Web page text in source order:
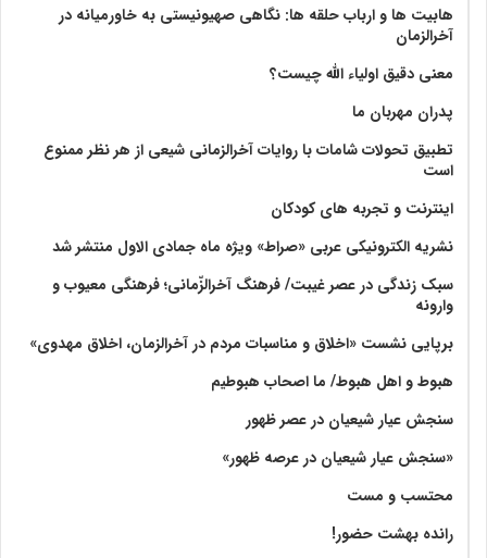
هابیت ها و ارباب حلقه ها: نگاهی صهیونیستی به خاورمیانه در
آخرالزمان
معنی دقیق اولیاء الله چیست؟
پدران مهربان ما
تطبیق تحولات شامات با روایات آخرالزمانی شیعی از هر نظر ممنوع
است
اینترنت و تجربه های کودکان
نشریه الکترونیکی عربی «صراط» ویژه ماه جمادی الاول منتشر شد
سبک زندگی در عصر غیبت/ فرهنگ آخرالزّمانی؛ فرهنگی معیوب و
وارونه
برپایی نشست «اخلاق و مناسبات مردم در آخرالزمان، اخلاق مهدوی»
هبوط و اهل هبوط/ ما اصحاب هبوطیم
سنجش عیار شیعیان در عصر ظهور
«سنجش عیار شیعیان در عرصه ظهور»
محتسب و مست
رانده بهشت‌ حضور!